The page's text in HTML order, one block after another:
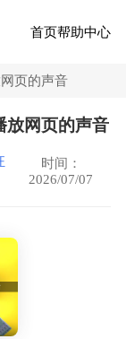
首页帮助中心
页的声音
放网页的声音
时间：
2026/07/07